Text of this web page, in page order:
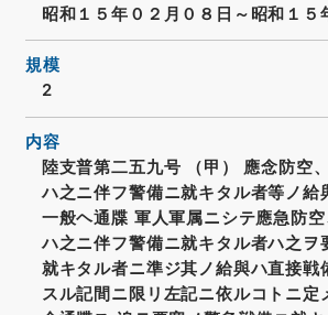
昭和１５年０２月０８日～昭和１５
規模
2
内容
陸支普第二五九号 （甲） 應念防空
ハ之ニ伴フ警備ニ就キタル者等ノ給
一般ヘ通牒 軍人軍属ニシテ應急防
ハ之ニ伴フ警備ニ就キタル者ハ之ヲ
就キタル者ニ準ジ其ノ給與ハ直接戦
スル記間ニ限リ左記ニ依ルコトニ定